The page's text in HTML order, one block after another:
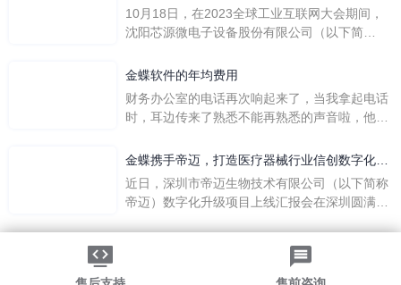
地进行操作。 复杂的
先企业迈向世界
10月18日，在2023全球工业互联网大会期间，
沈阳芯源微电子设备股份有限公司（以下简
下简称“金蝶”）在辽宁沈阳签署战略合作协议。
营管控平台，从而实现公司产研一体化、业财一
体化，提升公司整体业务水平。
金蝶软件的年均费用
财务办公室的电话再次响起来了，当我拿起电话
时，耳边传来了熟悉不能再熟悉的声音啦，他就
软件过程中遇到任何问题，我都可以获得金蝶服
一年的使用时间已经到了。我们公司用的是金蝶
KIS系列的标准版，一年的服务费是1000元/年。
刚看到这个1000元这个数字的时候，你是不是也
觉得有点高了，但是在一年的使用的过程中还有
金蝶后台提供人工服务价值来说，我们还是很划
金蝶携手帝迈，打造医疗器械行业信创数字化标
杆
近日，深圳市帝迈生物技术有限公司（以下简称
帝迈）数字化升级项目上线汇报会在深圳圆满召
©2026金蝶软件（中国）有限公司
粤ICP备05041751号
粤公网安备 44030502002324号